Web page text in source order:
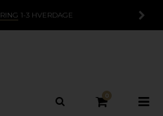
1-3 HVERDAGE
0